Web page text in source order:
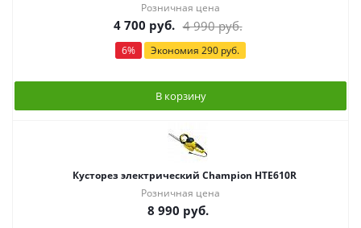
Розничная цена
4 700 руб. 4 990руб.
6% Экономия 290 руб.
В корзину
Кусторез электрический Champion HTE610R
Розничная цена
8 990 руб.